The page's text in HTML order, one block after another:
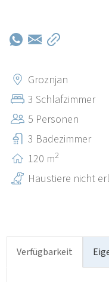
Groznjan
3 Schlafzimmer
5 Personen
3 Badezimmer
120 m2
Haustiere nicht
Verfügbarkeit